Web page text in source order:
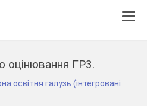
оцінювання ГР3.
освітня галузь (інтегровані